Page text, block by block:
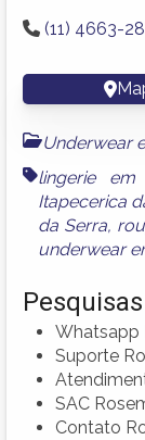
(11) 4663-
Underwear
lingerie em
Itapecerica
da Serra,
underwear
Whatsapp
Suporte
SAC
Contato